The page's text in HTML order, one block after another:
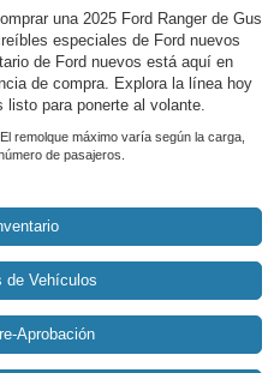
una 2025 Ford Ranger de Gus
especiales de Ford nuevos
de Ford nuevos está aquí en
de compra. Explora la línea hoy
para ponerte al volante.
remolque máximo varía según la carga,
de pasajeros.
de Vehículos
Aprobación